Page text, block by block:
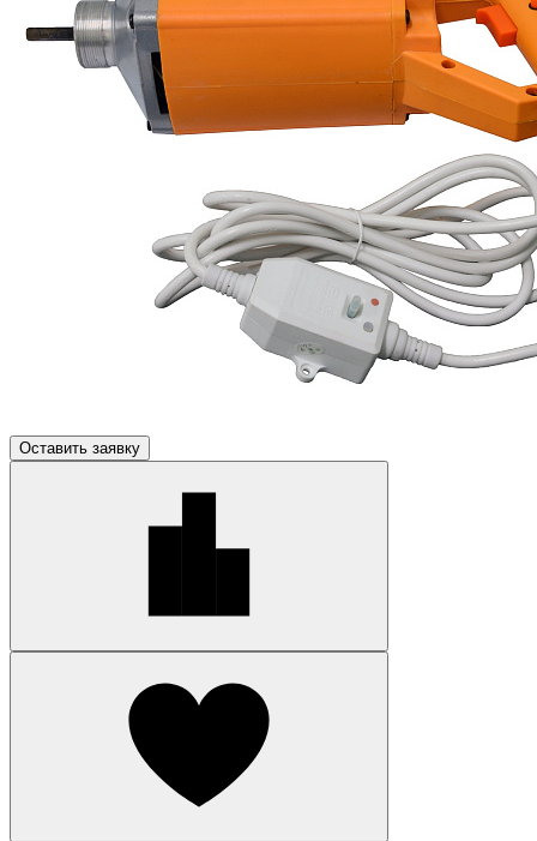
Оставить заявку